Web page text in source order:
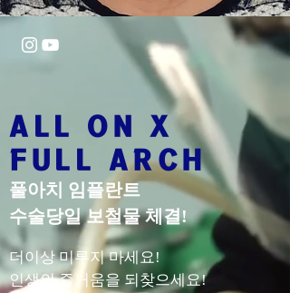
ALL ON X
FULL ARCH
​풀아치 임플란트
수술당일 보철물 체결!
더이상 미루지 마세요!
인생의 즐거움을 되찾으세요!